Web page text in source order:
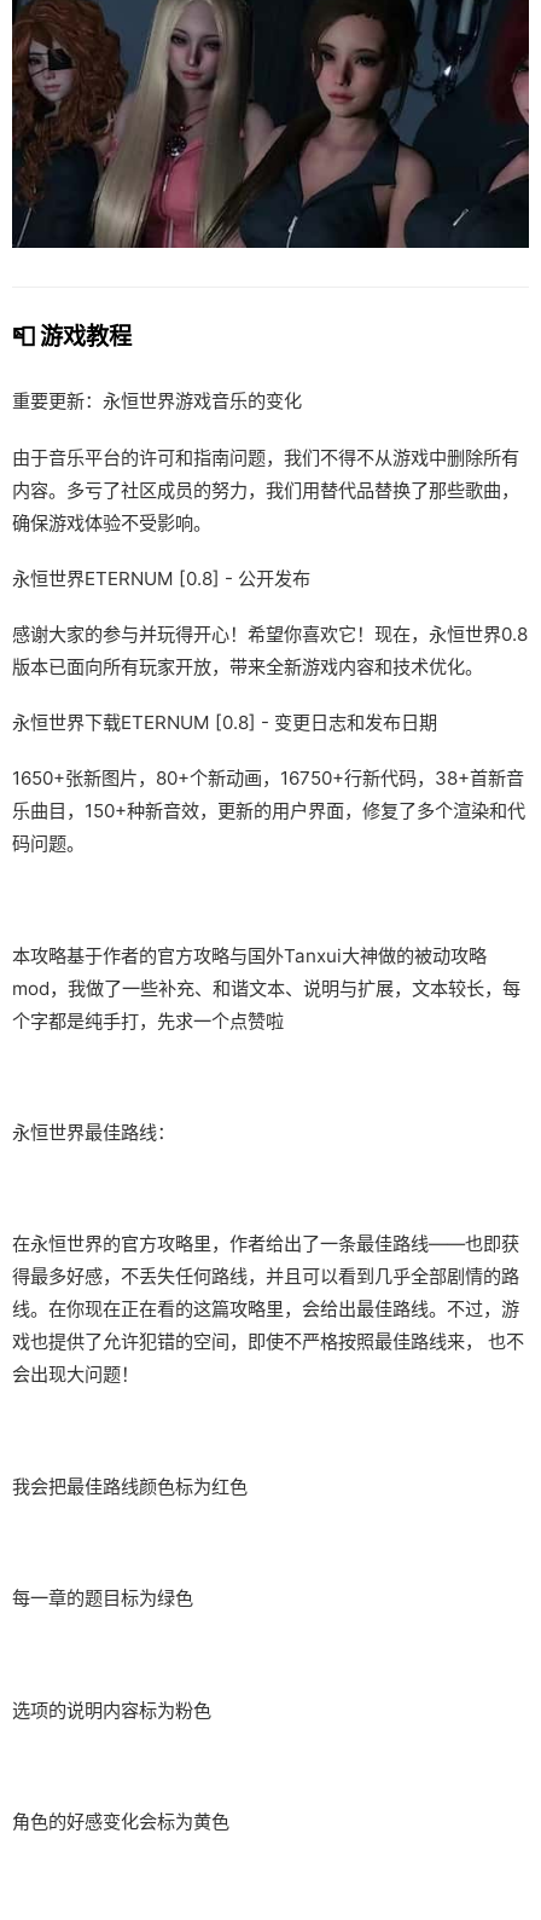
📮 游戏教程
重要更新：永恒世界游戏音乐的变化
由于音乐平台的许可和指南问题，我们不得不从游戏中删除所有
内容。多亏了社区成员的努力，我们用替代品替换了那些歌曲，
确保游戏体验不受影响。
永恒世界ETERNUM [0.8] - 公开发布
感谢大家的参与并玩得开心！希望你喜欢它！现在，永恒世界0.8
版本已面向所有玩家开放，带来全新游戏内容和技术优化。
永恒世界下载ETERNUM [0.8] - 变更日志和发布日期
1650+张新图片，80+个新动画，16750+行新代码，38+首新音
乐曲目，150+种新音效，更新的用户界面，修复了多个渲染和代
码问题。
本攻略基于作者的官方攻略与国外Tanxui大神做的被动攻略
mod，我做了一些补充、和谐文本、说明与扩展，文本较长，每
个字都是纯手打，先求一个点赞啦
永恒世界最佳路线：
在永恒世界的官方攻略里，作者给出了一条最佳路线——也即获
得最多好感，不丢失任何路线，并且可以看到几乎全部剧情的路
线。在你现在正在看的这篇攻略里，会给出最佳路线。不过，游
戏也提供了允许犯错的空间，即使不严格按照最佳路线来， 也不
会出现大问题！
我会把最佳路线颜色标为红色
每一章的题目标为绿色
选项的说明内容标为粉色
角色的好感变化会标为黄色